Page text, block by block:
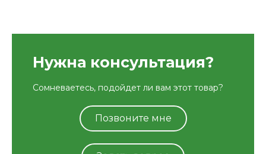
Нужна консультация?
Сомневаетесь, подойдет ли вам этот товар?
Позвоните мне